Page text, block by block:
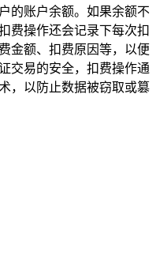
的账户余额。如果余额不
费操作还会记录下每次扣
金额、扣费原因等，以便
交易的安全，扣费操作通
，以防止数据被窃取或篡